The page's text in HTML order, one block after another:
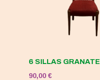
6 SILLAS GRANATE
90,00 €